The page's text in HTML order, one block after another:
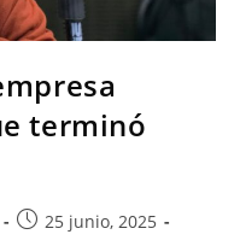
terminó
25 junio, 2025